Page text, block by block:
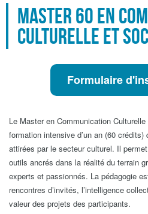
Master 60 en
Culturelle et
Formulaire
Le Master en Communication
formation intensive d’un an (60 crédits)
attirées par le secteur culturel. Il
outils ancrés dans la réalité du terrain
experts et passionnés. La pédagogie
rencontres d’invités, l’intelligence
valeur des projets des participants.